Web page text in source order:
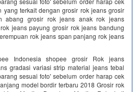
yang terkait dengan grosir rok jeans grosir
abang grosir rok jeans anak rok jeans
jeans payung grosir rok jeans bandung
rok jeans span panjang rok jeans
Indonesia shopee grosir Rok jeans
gradasi variasi strip material jeans tebal
sesuai foto' sebelum order harap cek
model bordir terbaru 2018 Grosir rok